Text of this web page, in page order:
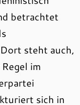
betrachtet
steht auch,
im
sich in